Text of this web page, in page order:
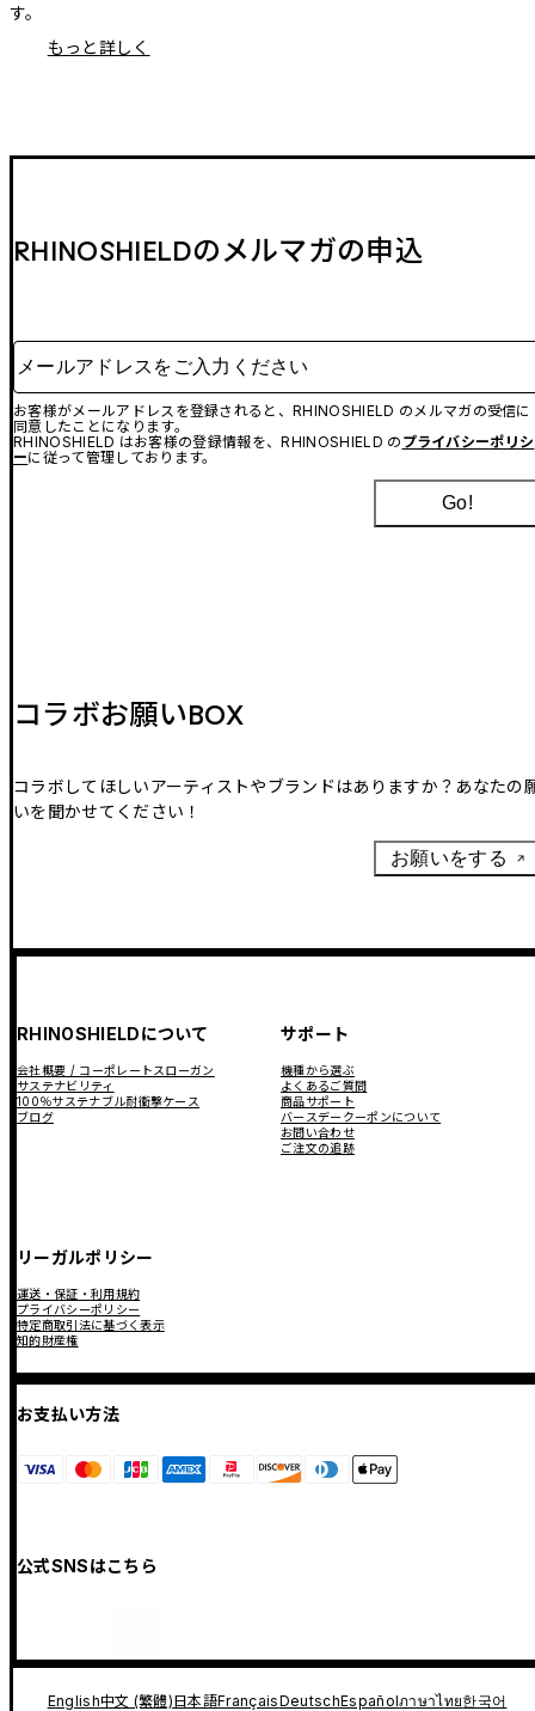
す。
もっと詳しく
RHINOSHIELDのメルマガの申込
メールアドレスをご入力ください
お客様がメールアドレスを登録されると、RHINOSHIELD のメルマガの受信に
同意したことになります。
RHINOSHIELD はお客様の登録情報を、RHINOSHIELD の プライバシーポリシ
ーに従って管理しております。
Go!
コラボお願いBOX
コラボしてほしいアーティストやブランドはありますか？あなたの
いを聞かせてください！
お願いをする
RHINOSHIELDについて
会社概要 / コーポレートスローガン
サステナビリティ
100％サステナブル耐衝撃ケース
ブログ
サポート
機種から選ぶ
よくあるご質問
商品サポート
バースデークーポンについて
お問い合わせ
ご注文の追跡
リーガルポリシー
運送・保証・利用規約
プライバシーポリシー
特定商取引法に基づく表示
知的財産権
お支払い方法
公式SNSはこちら
English中文 (繁體)日本語FrançaisDeutschEspañolภาษาไทย한국어